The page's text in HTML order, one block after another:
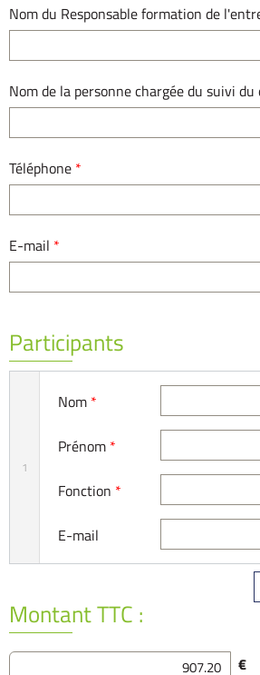
Nom du Responsable formation de
Nom de la personne chargée du suivi du
Téléphone *
E-mail *
Participants
1
Nom *
Prénom *
Fonction *
E-mail
Montant TTC :
€